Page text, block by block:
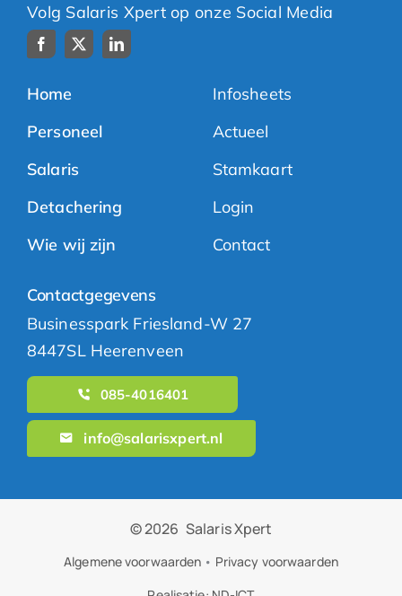
Volg Salaris Xpert op onze Social Media
Home
Personeel
Salaris
Detachering
Wie wij zijn
Infosheets
Actueel
Stamkaart
Login
Contact
Contactgegevens
Businesspark Friesland-W 27
8447SL Heerenveen
085-4016401
info@salarisxpert.nl
© 2026 Salaris Xpert
Algemene voorwaarden • Privacy voorwaarden